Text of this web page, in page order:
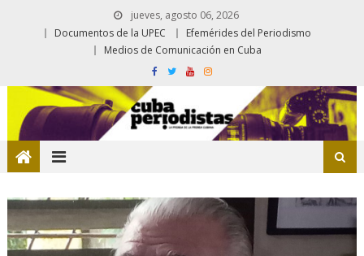
jueves, agosto 06, 2026
Documentos de la UPEC
Efemérides del Periodismo
Medios de Comunicación en Cuba